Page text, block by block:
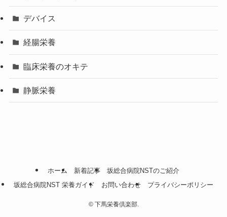
デバイス
経腸栄養
臨床栄養のオキテ
静脈栄養
ホーム 新着記事
坂総合病院NSTのご紹介
坂総合病院NST 栄養ガイド
お問い合わせ プライバシーポリシー
©下馬栄養倶楽部.